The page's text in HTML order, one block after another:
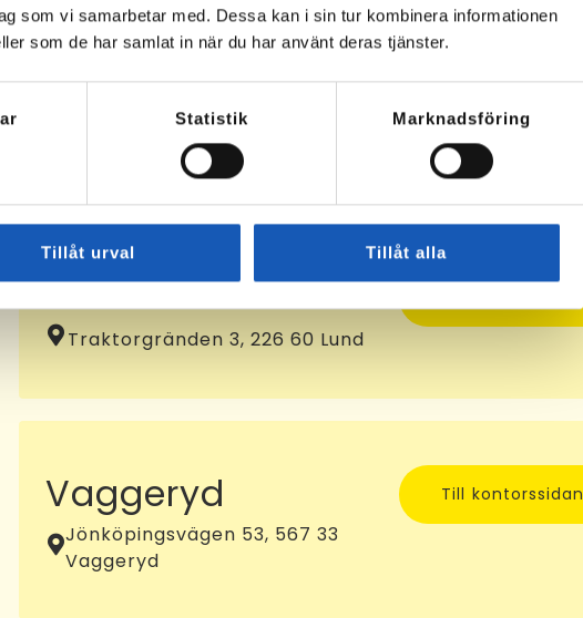
som vi samarbetar med. Dessa kan i sin tur kombinera informationen
som de har samlat in när du har använt deras tjänster.
Statistik Marknadsföring
Tillåt urval Tillåt alla
Osby
Klockaregatan 4, 283 31 Osby
KA-nummer:10072935
Lund
Traktorgränden 3, 226 60 Lund
Vaggeryd
Jönköpingsvägen 53, 567 33
Vaggeryd
Till kontorssidan